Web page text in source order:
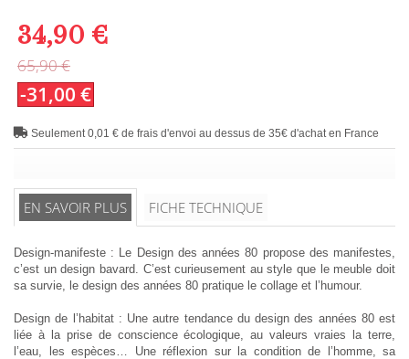
34,90 €
65,90 €
-31,00 €
Seulement 0,01 € de frais d'envoi au dessus de 35€ d'achat en France
EN SAVOIR PLUS FICHE TECHNIQUE
Design-manifeste : Le Design des années 80 propose des manifestes,
c’est un design bavard. C’est curieusement au style que le meuble doit
sa survie, le design des années 80 pratique le collage et l’humour.
Design de l’habitat : Une autre tendance du design des années 80 est
liée à la prise de conscience écologique, au valeurs vraies la terre,
l’eau, les espèces… Une réflexion sur la condition de l’homme, sa